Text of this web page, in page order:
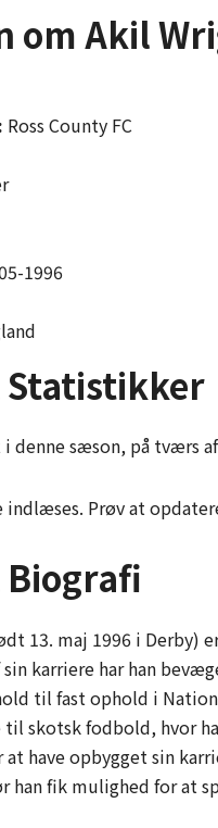
om Akil
Ross County FC
1996
denne sæson, på tværs
Prøv at
13. maj 1996 i Derby)
karriere har han
til fast ophold i
skotsk fodbold, hvor
have opbygget sin
han fik mulighed for at